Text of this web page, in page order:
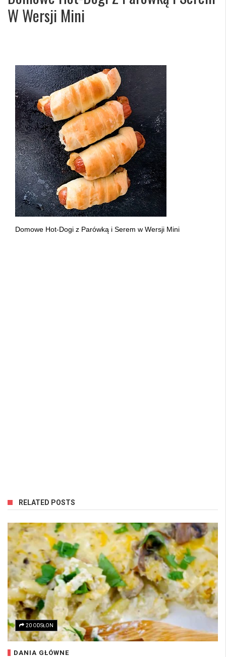
W Wersji Mini
Domowe Hot-Dogi z Parówką i Serem w Wersji Mini
RELATED POSTS
20 ODSŁON
DANIA GŁÓWNE